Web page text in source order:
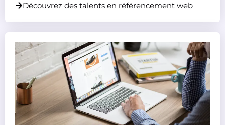
Découvrez des talents en référencement web